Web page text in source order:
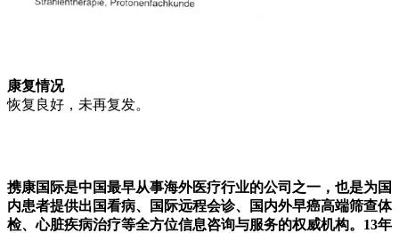
康复情况
恢复良好，未再复发。
携康国际是中国最早从事海外医疗行业的公司之一，也是为国
内患者提供出国看病、国际远程会诊、国内外早癌高端筛查体
检、心脏疾病治疗等全方位信息咨询与服务的权威机构。13年